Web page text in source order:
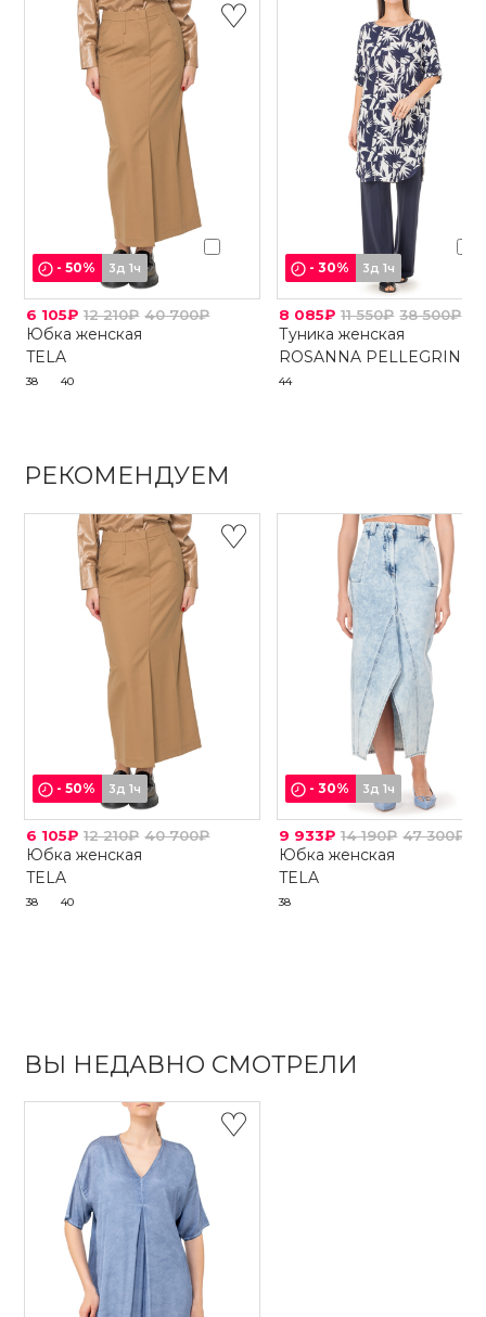
-50% 3д 1ч
6 105₽ 12 210₽ 40 700₽
Юбка женская
TELA
38 40
-30% 3д 1ч
8 085₽ 11 550₽ 38 500₽
Туника женская
ROSANNA PELLEGRINI
44
РЕКОМЕНДУЕМ
-50% 3д 1ч
6 105₽ 12 210₽ 40 700₽
Юбка женская
TELA
38 40
-30% 3д 1ч
9 933₽ 14 190₽ 47 300₽
Юбка женская
TELA
38
ВЫ НЕДАВНО СМОТРЕЛИ